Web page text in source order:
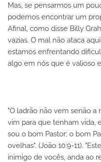
Mas, se pensarmos um
podemos encontrar um
Afinal, como disse Billy
vazias. O mal não ataca
estamos enfrentando
algo em nós que é valioso
"O ladrão não vem senão a
vim para que tenham vida,
sou o bom Pastor; o bom
ovelhas". (João 10:9-11).
inimigo de vocês, anda ao